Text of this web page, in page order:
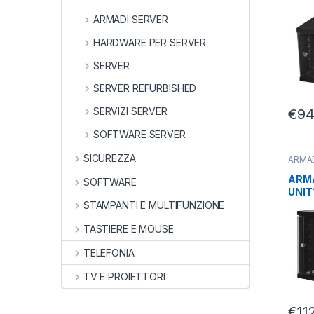
€
ARMADI SERVER
HARDWARE PER SERVER
SERVER
SERVER REFURBISHED
SERVIZI SERVER
SOFTWARE SERVER
SICUREZZA
SOFTWARE
STAMPANTI E MULTIFUNZIONE
TASTIERE E MOUSE
TELEFONIA
TV E PROIETTORI